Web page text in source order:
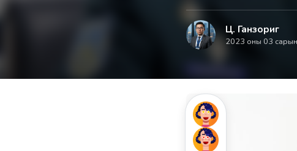
Ц. Ганзориг
2023 оны 03